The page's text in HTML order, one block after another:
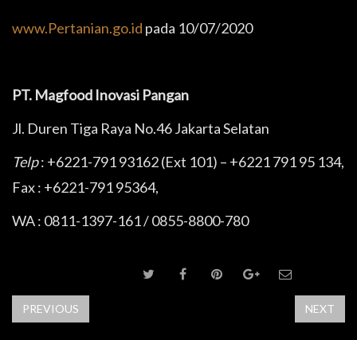
www.Pertanian.go.id pada 10/07/2020
PT. Magfood Inovasi Pangan
Jl. Duren Tiga Raya No.46 Jakarta Selatan
Telp: +6221-791 93162 (Ext 101) – +6221 791 95 134,
Fax : +6221-791 95364,
WA : 0811-1397-161 / 0855-8800-780
PREVIOUS NEXT